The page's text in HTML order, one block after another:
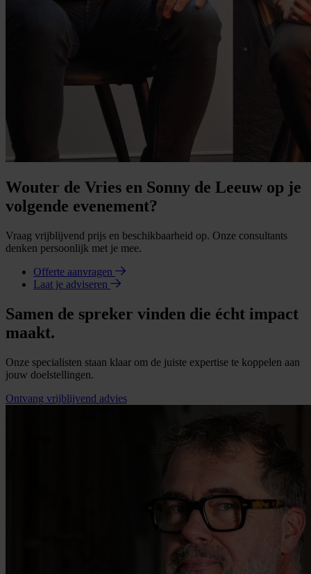
Wouter de Vries en Sonny de Leeuw op je
volgende evenement?
Vraag vrijblijvend prijs en beschikbaarheid op. Onze consultants
denken persoonlijk met je mee.
Offerte aanvragen
Laat je adviseren
Samen de spreker vinden die écht impact
maakt.
Onze specialisten staan klaar om de juiste expertise te koppelen aan
jouw doelstellingen.
Ontvang vrijblijvend advies